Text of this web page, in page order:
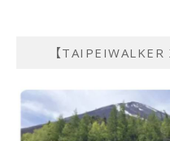
【